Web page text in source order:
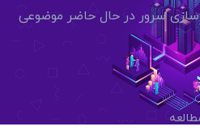
سرور در حال حاضر موضوعی